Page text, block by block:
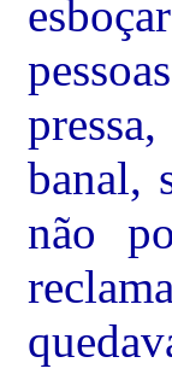
banal,
não